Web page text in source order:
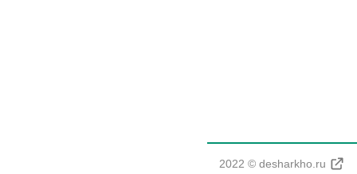
2022 © desharkho.ru